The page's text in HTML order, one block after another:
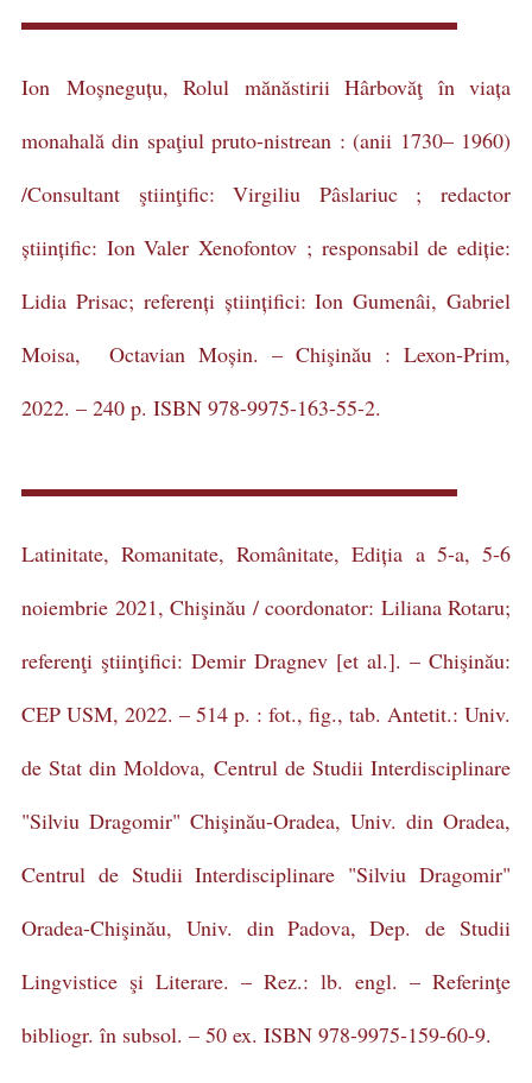
Ion Moșneguțu, Rolul mănăstirii Hârbovăţ în viața
monahală din spaţiul pruto-nistrean : (anii 1730– 1960)
/Consultant ştiinţific: Virgiliu Pâslariuc ; redactor
științific: Ion Valer Xenofontov ; responsabil de ediție:
Lidia Prisac; referenți științifici: Ion Gumenâi, Gabriel
Moisa, Octavian Moșin. – Chişinău : Lexon-Prim,
2022. – 240 p. ISBN 978-9975-163-55-2.
Latinitate, Romanitate, Românitate, Ediția a 5-a, 5-6
noiembrie 2021, Chişinău / coordonator: Liliana Rotaru;
referenţi ştiinţifici: Demir Dragnev [et al.]. – Chişinău:
CEP USM, 2022. – 514 p. : fot., fig., tab. Antetit.: Univ.
de Stat din Moldova, Centrul de Studii Interdisciplinare
"Silviu Dragomir" Chişinău-Oradea, Univ. din Oradea,
Centrul de Studii Interdisciplinare "Silviu Dragomir"
Oradea-Chişinău, Univ. din Padova, Dep. de Studii
Lingvistice şi Literare. – Rez.: lb. engl. – Referinţe
bibliogr. în subsol. – 50 ex. ISBN 978-9975-159-60-9.